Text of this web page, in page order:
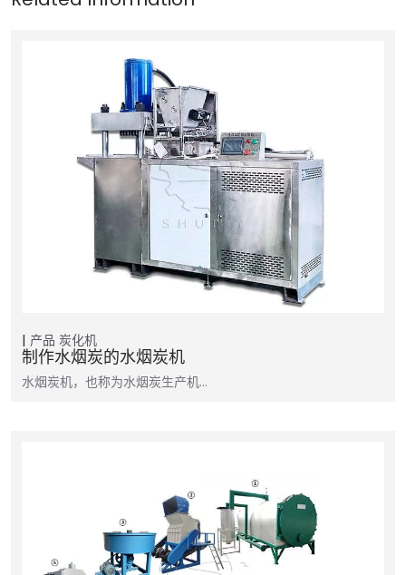
产品 炭化机
制作水烟炭的水烟炭机
水烟炭机，也称为水烟炭生产机…